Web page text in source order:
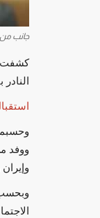
جانب من
كشفت